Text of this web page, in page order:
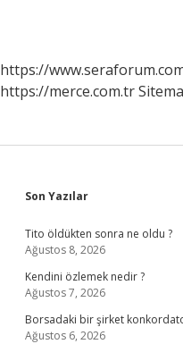
https://
https://merce.com.tr
Sidebar
Son Yazılar
Tito öldükten sonra ne oldu ?
Ağustos 8, 2026
Kendini özlemek nedir ?
Ağustos 7, 2026
Borsadaki bir şirket
Ağustos 6, 2026